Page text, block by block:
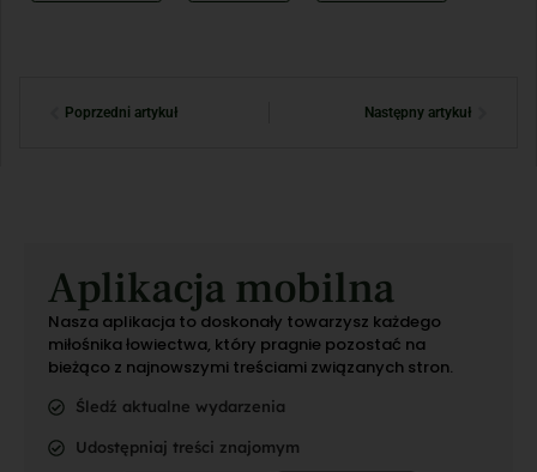
Poprzedni artykuł Następny artykuł
Aplikacja mobilna
Nasza aplikacja to doskonały towarzysz każdego
miłośnika łowiectwa, który pragnie pozostać na
bieżąco z najnowszymi treściami związanych stron.
Śledź aktualne wydarzenia
Udostępniaj treści znajomym